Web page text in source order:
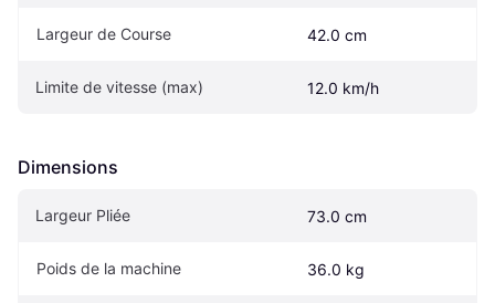
Largeur de Course 42.0 cm
Limite de vitesse (max) 12.0 km/h
Dimensions
Largeur Pliée 73.0 cm
Poids de la machine 36.0 kg